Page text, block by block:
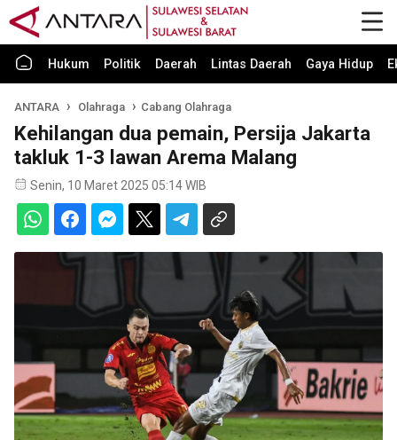
Hukum Politik Daerah Lintas Daerah Gaya Hidup
ANTARA Olahraga Cabang Olahraga
Kehilangan dua pemain, Persija Jakarta
takluk 1-3 lawan Arema Malang
Senin, 10 Maret 2025 05:14 WIB